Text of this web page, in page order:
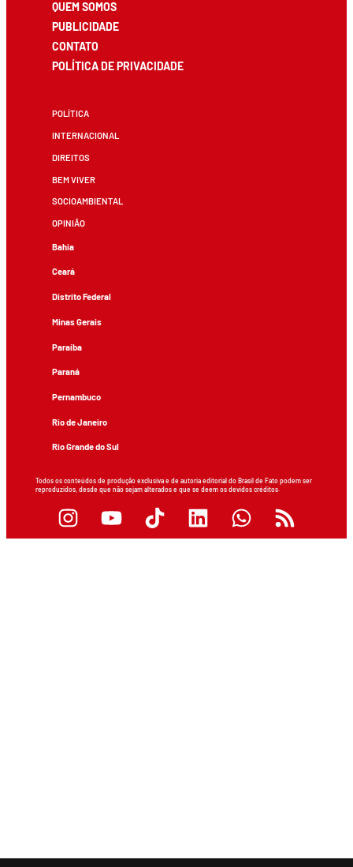
QUEM SOMOS
PUBLICIDADE
CONTATO
POLÍTICA DE PRIVACIDADE
POLÍTICA
INTERNACIONAL
DIREITOS
BEM VIVER
SOCIOAMBIENTAL
OPINIÃO
Bahia
Ceará
Distrito Federal
Minas Gerais
Paraíba
Paraná
Pernambuco
Rio de Janeiro
Rio Grande do Sul
Todos os conteúdos de produção exclusiva e de autoria editorial do Brasil de Fato podem ser
reproduzidos, desde que não sejam alterados e que se deem os devidos créditos.